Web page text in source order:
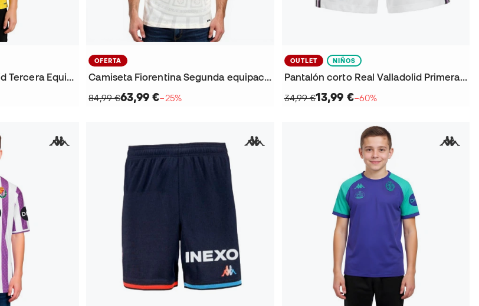
Camiseta Real Valladolid Tercera Equipación 2025-2026 Niño
OFERTA
Camiseta Fiorentina Segunda equipación 2025-2026
84,99 €63,99 €−25%
OUTLET NIÑOS
Pantalón corto Real Valladolid Primera Equipación 2024-2025 Niño
34,99 €13,99 €−60%